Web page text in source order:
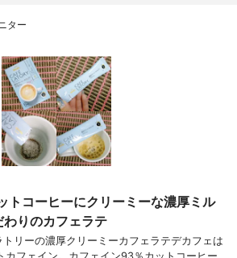
ター
トコーヒーにクリーミーな濃厚ミル
りのカフェラテ
リーの濃厚クリーミーカフェラテデカフェは